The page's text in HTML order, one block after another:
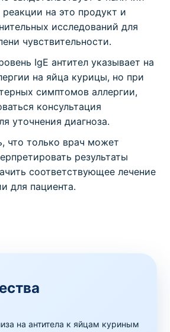
реакции на это продукт и
исследований для
чувствительности.
IgE антител указывает на
на яйца курицы, но при
симптомов аллергии,
консультация
уточнения диагноза.
что только врач может
результаты
соответствующее лечение
для пациента.
на антитела к яйцам куриным